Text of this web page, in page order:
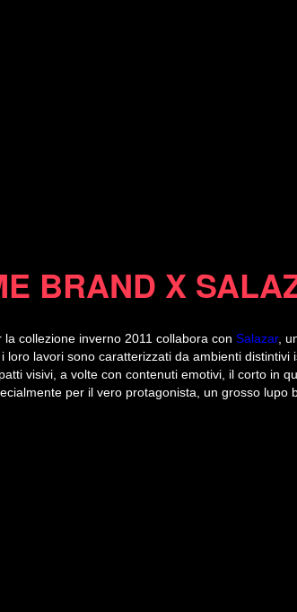
BRAND X
la collezione inverno 2011 collabora con Salazar,
loro lavori sono caratterizzati da ambienti distintivi
visivi, a volte con contenuti emotivi, il corto in
per il vero protagonista, un grosso lupo